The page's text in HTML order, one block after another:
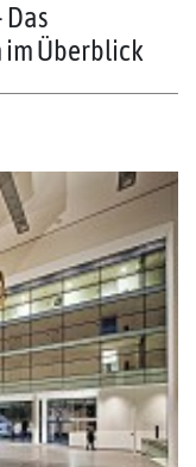
Das
im Überblick